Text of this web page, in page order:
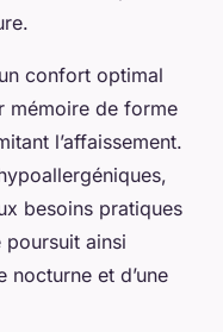
confort optimal
mémoire de forme
l’affaissement.
besoins pratiques
poursuit ainsi
nocturne et d’une